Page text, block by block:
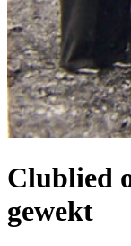
Clublied
gewekt